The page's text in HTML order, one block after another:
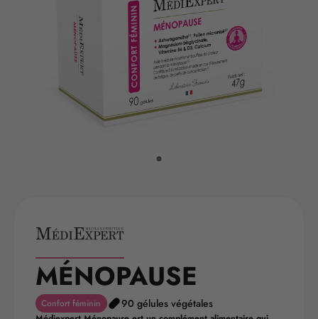
MÉNOPAUSE
Confort féminin 90 gélules végétales